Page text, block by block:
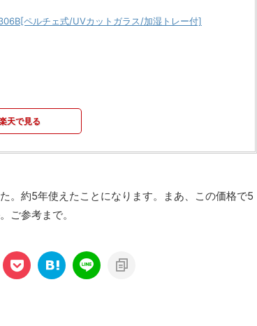
ペルチェ式/UVカットガラス/加湿トレー付]
天で見る
。約5年使えたことになります。まあ、この価格で5
ご参考まで。